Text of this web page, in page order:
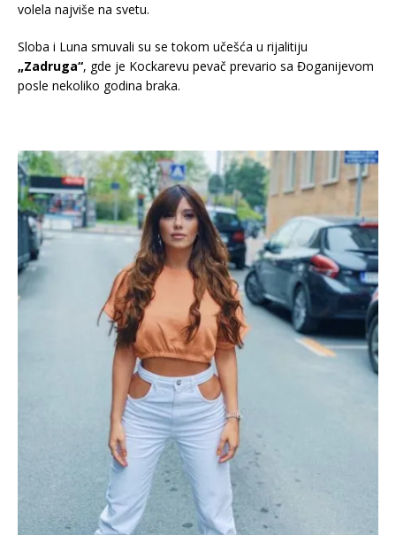
volela najviše na svetu.
Sloba i Luna smuvali su se tokom učešća u rijalitiju
„Zadruga“, gde je Kockarevu pevač prevario sa Đoganijevom
posle nekoliko godina braka.